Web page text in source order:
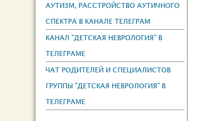
АУТИЗМ, РАССТРОЙСТВО АУТИЧНОГО
СПЕКТРА В КАНАЛЕ ТЕЛЕГРАМ
КАНАЛ "ДЕТСКАЯ НЕВРОЛОГИЯ" В
ТЕЛЕГРАМЕ
ЧАТ РОДИТЕЛЕЙ И СПЕЦИАЛИСТОВ
ГРУППЫ "ДЕТСКАЯ НЕВРОЛОГИЯ" В
ТЕЛЕГРАМЕ